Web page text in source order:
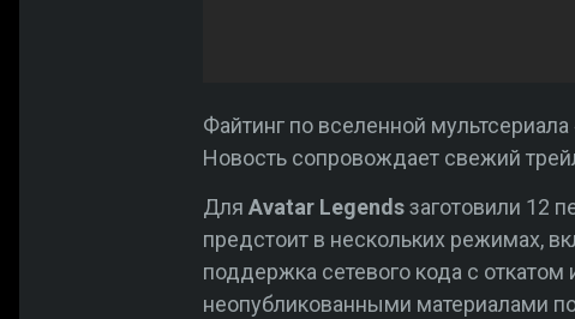
Файтинг по вселенной мультсериала
Новость сопровождает свежий
Для Avatar Legendsзаготовили 12
предстоит в нескольких режимах,
поддержка сетевого кода с
неопубликованными материалами